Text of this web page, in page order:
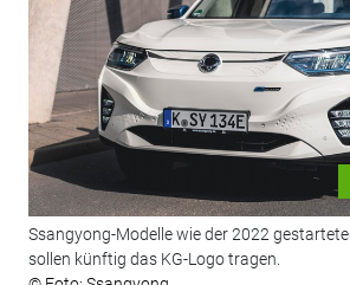
Ssangyong-Modelle wie der 2022
sollen künftig das KG-Logo tragen.